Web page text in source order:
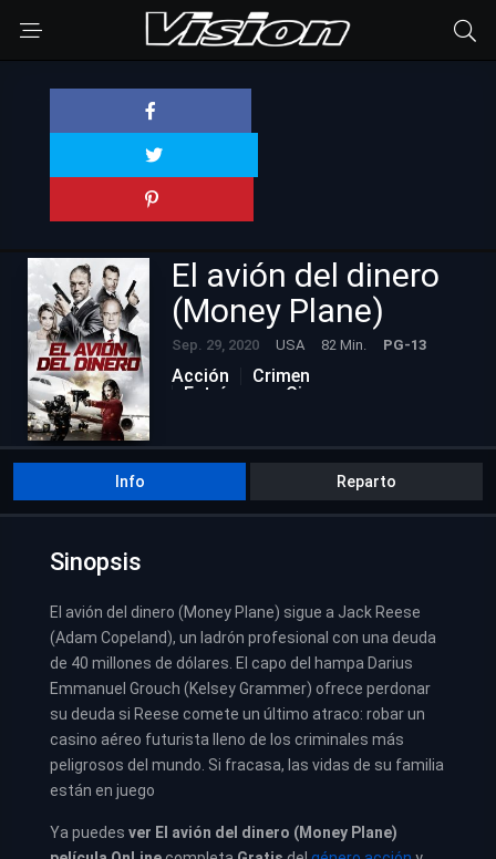
El avión del dinero
(Money Plane)
Sep. 29, 2020 USA 82 Min. PG-13
Acción
Crimen
Estrénos en Cine
Info Reparto
Sinopsis
El avión del dinero (Money Plane) sigue a Jack Reese
(Adam Copeland), un ladrón profesional con una deuda
de 40 millones de dólares. El capo del hampa Darius
Emmanuel Grouch (Kelsey Grammer) ofrece perdonar
su deuda si Reese comete un último atraco: robar un
casino aéreo futurista lleno de los criminales más
peligrosos del mundo. Si fracasa, las vidas de su familia
están en juego
Ya puedes ver El avión del dinero (Money Plane)